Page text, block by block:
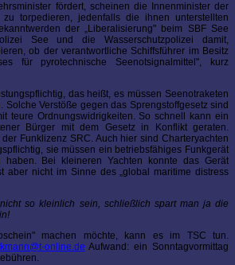
fördert, scheinen die Innenminister der
torpedieren, jedenfalls die ihnen unterstellten
der „Liberalisierung" beim SBF See
See und die Wasserschutzpolizei damit,
ob der verantwortliche Schiffsführer im Besitz
für pyrotechnische Seenotsignalmittel", kurz
das heißt, es müssen Seenotraketen
Solche Verstöße gegen das Sprengstoffgesetz sind
teure Ordnungswidrigkeiten. So schnell kann ein
Bürger mit dem Gesetz in Konflikt geraten.
Funklizenz SRC. Auch hier sind Charteryachten
sie müssen ein betriebsfähiges Funkgerät
Bei kleineren Yachten konnte das Gerät
aber nicht im Sinne des „global maritime distress
so kleinlich sein, schließlich spart man ja die
machen möchte, kann es im TSC tun.
online.de Aufwand: ein Sonntagvormittag